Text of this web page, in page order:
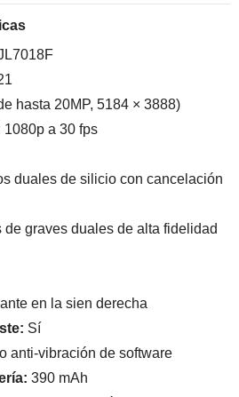
hasta 20MP, 5184 × 3888)
1080p a 30 fps
duales de silicio con cancelación
de graves duales de alta fidelidad
en la sien derecha
Sí
anti-vibración de software
390 mAh